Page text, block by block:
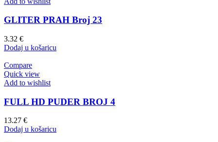
GLITER PRAH Broj 23
3.32 €
Dodaj u košaricu
Compare
Quick view
Add to wishlist
FULL HD PUDER BROJ 4
13.27 €
Dodaj u košaricu